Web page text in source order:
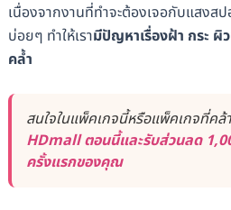
เนื่องจากงานที่ทำจะต้องเจอกับแสงส
บ่อยๆ ทำให้เรามีปัญหาเรื่องฝ้า กระ ผิ
คล้ำ
สนใจในแพ็คเกจนี้หรือแพ็คเกจที่คล้
HDmall ตอนนี้และรับส่วนลด
ครั้งแรกของคุณ